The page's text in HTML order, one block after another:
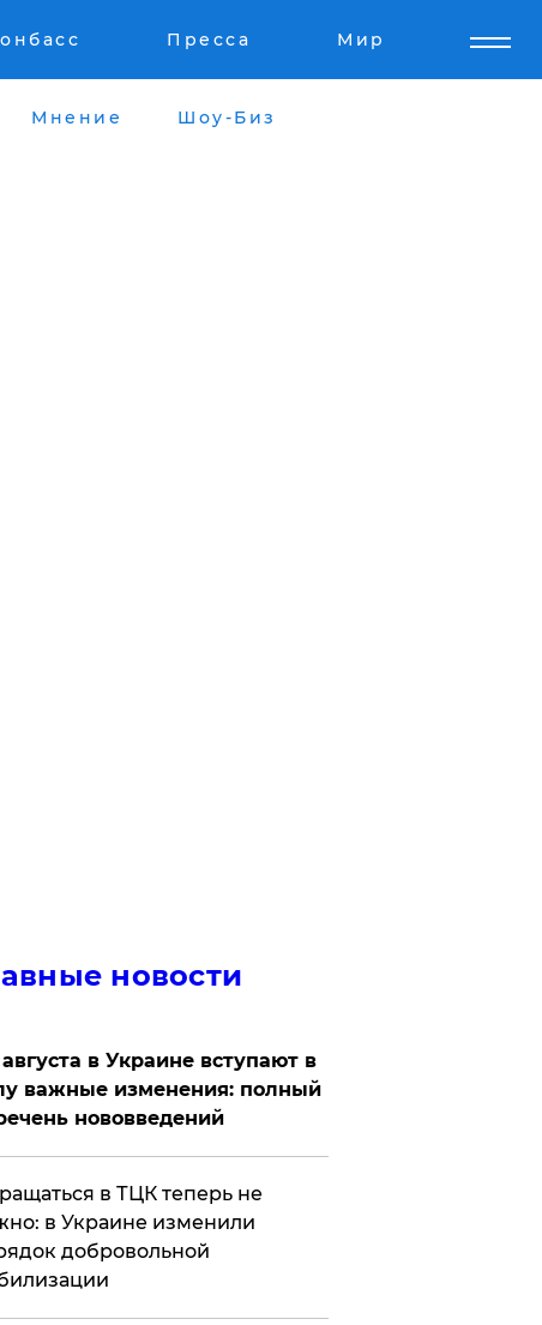
Пресса Мир
Мнение Шоу-Биз
новости
августа в Украине вступают в
важные изменения: полный
нововведений
в ТЦК теперь не
в Украине изменили
добровольной